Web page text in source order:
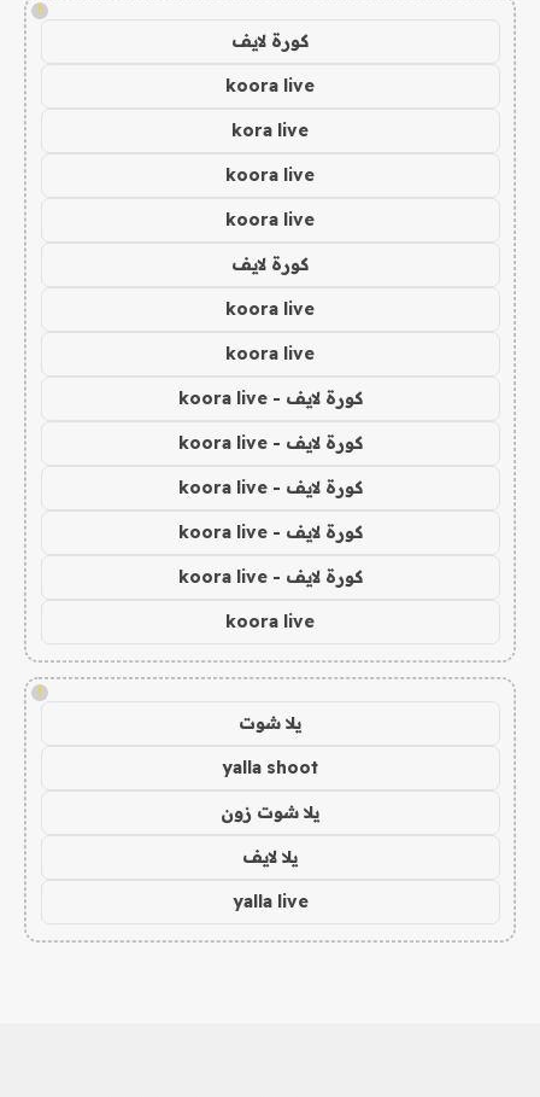
!
كورة لايف
koora live
kora live
koora live
koora live
كورة لايف
koora live
koora live
كورة لايف - koora live
كورة لايف - koora live
كورة لايف - koora live
كورة لايف - koora live
كورة لايف - koora live
koora live
!
يلا شوت
yalla shoot
يلا شوت زون
يلا لايف
yalla live